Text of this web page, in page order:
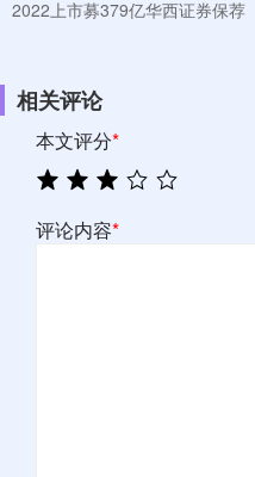
2022上市募379亿华西证券保荐
相关评论
本文评分*
评论内容*